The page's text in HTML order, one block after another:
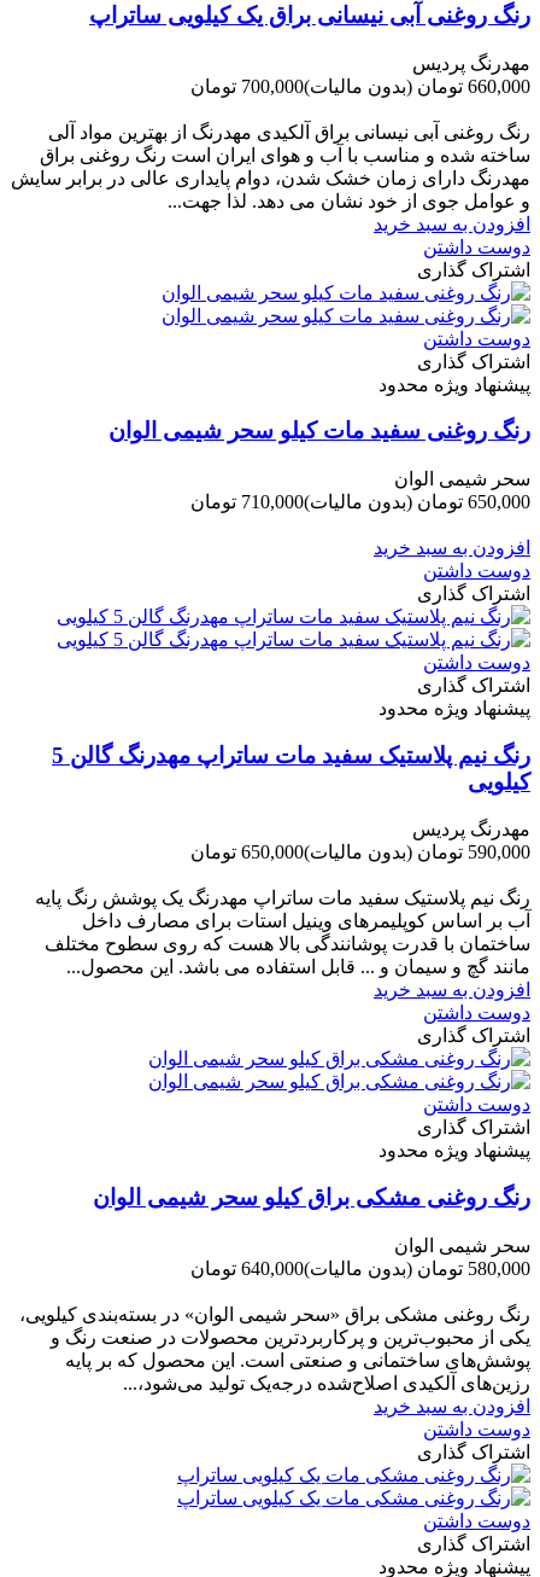
رنگ روغنی آبی نیسانی براق یک کیلویی ساتراپ
مهدرنگ پردیس
660,000 تومان
(بدون مالیات)700,000 تومان
رنگ روغنی آبی نیسانی براق آلکیدی مهدرنگ از بهترین مواد آلی
ساخته شده و مناسب با آب و هوای ایران است رنگ روغنی براق
مهدرنگ دارای زﻣﺎن ﺧﺸﮏ ﺷﺪن، دوام ﭘﺎﯾﺪاری عالی در ﺑﺮاﺑﺮ ﺳﺎﯾﺶ
و ﻋﻮاﻣﻞ ﺟﻮی از ﺧﻮد ﻧﺸﺎن ﻣﯽ دﻫﺪ. ﻟﺬا ﺟﻬﺖ...
افزودن به سبد خرید
دوست داشتن
اشتراک گذاری
دوست داشتن
اشتراک گذاری
پیشنهاد ویژه محدود
رنگ روغنی سفید مات کیلو سحر شیمی الوان
سحر شیمی الوان
650,000 تومان
(بدون مالیات)710,000 تومان
افزودن به سبد خرید
دوست داشتن
اشتراک گذاری
دوست داشتن
اشتراک گذاری
پیشنهاد ویژه محدود
رنگ نیم پلاستیک سفید مات ساتراپ مهدرنگ گالن 5
کیلویی
مهدرنگ پردیس
590,000 تومان
(بدون مالیات)650,000 تومان
رنگ نیم پلاستیک سفید مات ساتراپ مهدرنگ یک پوشش رنگ پایه
آب بر اساس کوپلیمرهای وینیل استات برای مصارف داخل
ساختمان با قدرت پوشانندگی بالا هست که روی سطوح مختلف
مانند گچ و سیمان و ... قابل استفاده می باشد. این محصول...
افزودن به سبد خرید
دوست داشتن
اشتراک گذاری
دوست داشتن
اشتراک گذاری
پیشنهاد ویژه محدود
رنگ روغنی مشکی براق کیلو سحر شیمی الوان
سحر شیمی الوان
580,000 تومان
(بدون مالیات)640,000 تومان
رنگ روغنی مشکی براق «سحر شیمی الوان» در بسته‌بندی کیلویی،
یکی از محبوب‌ترین و پرکاربردترین محصولات در صنعت رنگ و
پوشش‌های ساختمانی و صنعتی است. این محصول که بر پایه
رزین‌های آلکیدی اصلاح‌شده درجه‌یک تولید می‌شود،...
افزودن به سبد خرید
دوست داشتن
اشتراک گذاری
دوست داشتن
اشتراک گذاری
پیشنهاد ویژه محدود